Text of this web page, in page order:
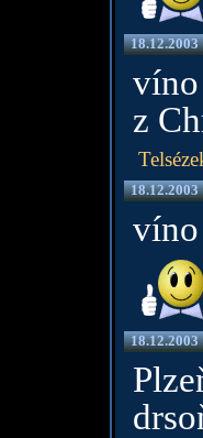
18.12.2003
z
18.12.2003
víno
18.12.2003